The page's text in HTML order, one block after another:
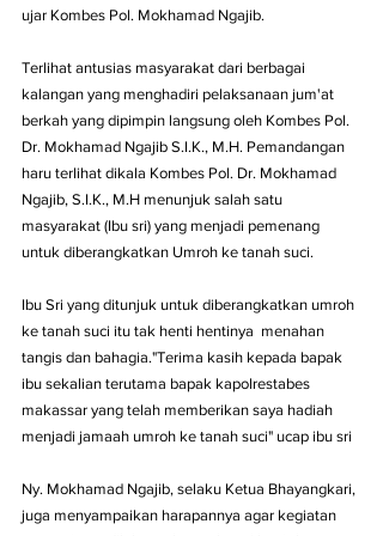
ujar Kombes Pol. Mokhamad Ngajib.
Terlihat antusias masyarakat dari berbagai
kalangan yang menghadiri pelaksanaan jum'at
berkah yang dipimpin langsung oleh Kombes Pol.
Dr. Mokhamad Ngajib S.I.K., M.H. Pemandangan
haru terlihat dikala Kombes Pol. Dr. Mokhamad
Ngajib, S.I.K., M.H menunjuk salah satu
masyarakat (Ibu sri) yang menjadi pemenang
untuk diberangkatkan Umroh ke tanah suci.
Ibu Sri yang ditunjuk untuk diberangkatkan umroh
ke tanah suci itu tak henti hentinya  menahan
tangis dan bahagia."Terima kasih kepada bapak
ibu sekalian terutama bapak kapolrestabes
makassar yang telah memberikan saya hadiah
menjadi jamaah umroh ke tanah suci" ucap ibu sri
Ny. Mokhamad Ngajib, selaku Ketua Bhayangkari,
juga menyampaikan harapannya agar kegiatan